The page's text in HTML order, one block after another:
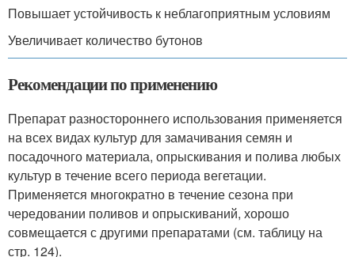
Повышает устойчивость к неблагоприятным условиям
Увеличивает количество бутонов
Рекомендации по применению
Препарат разностороннего использования применяется
на всех видах культур для замачивания семян и
посадочного материала, опрыскивания и полива любых
культур в течение всего периода вегетации.
Применяется многократно в течение сезона при
чередовании поливов и опрыскиваний, хорошо
совмещается с другими препаратами (см. таблицу на
стр. 124).